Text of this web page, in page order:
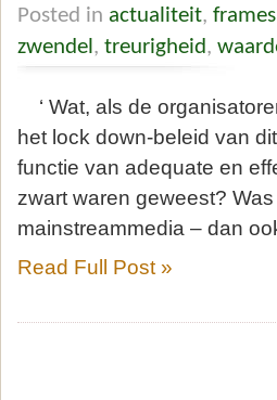
Posted in actualiteit, frames
zwendel , treurigheid,
‘ Wat, als de
het lock down-beleid van
functie van adequate en
zwart waren geweest?
mainstreammedia – dan
Read Full Post »